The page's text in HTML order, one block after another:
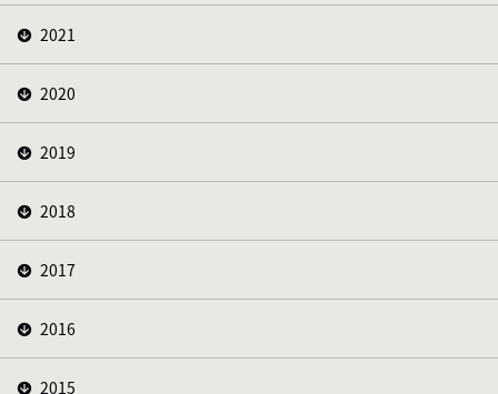
2021
2020
2019
2018
2017
2016
2015